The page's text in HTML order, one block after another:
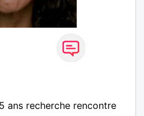
ans recherche rencontre